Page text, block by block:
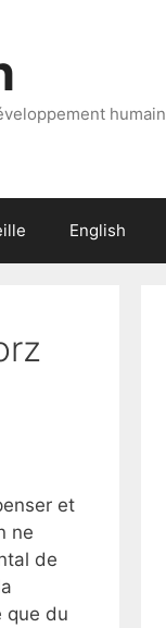
humain
English
et
ne
de
que du